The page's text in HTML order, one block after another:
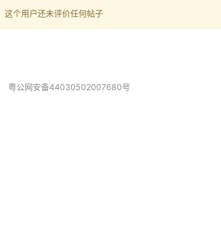
这个用户还未评价任何帖子
粤公网安备44030502007680号